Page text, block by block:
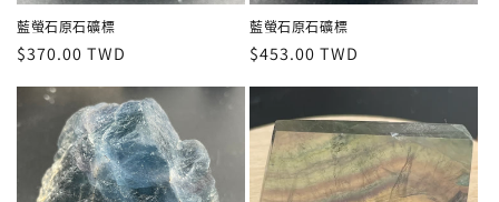
藍螢石原石礦標
定
價
$370.00 TWD
藍螢石原石礦標
定
價
$453.00 TWD